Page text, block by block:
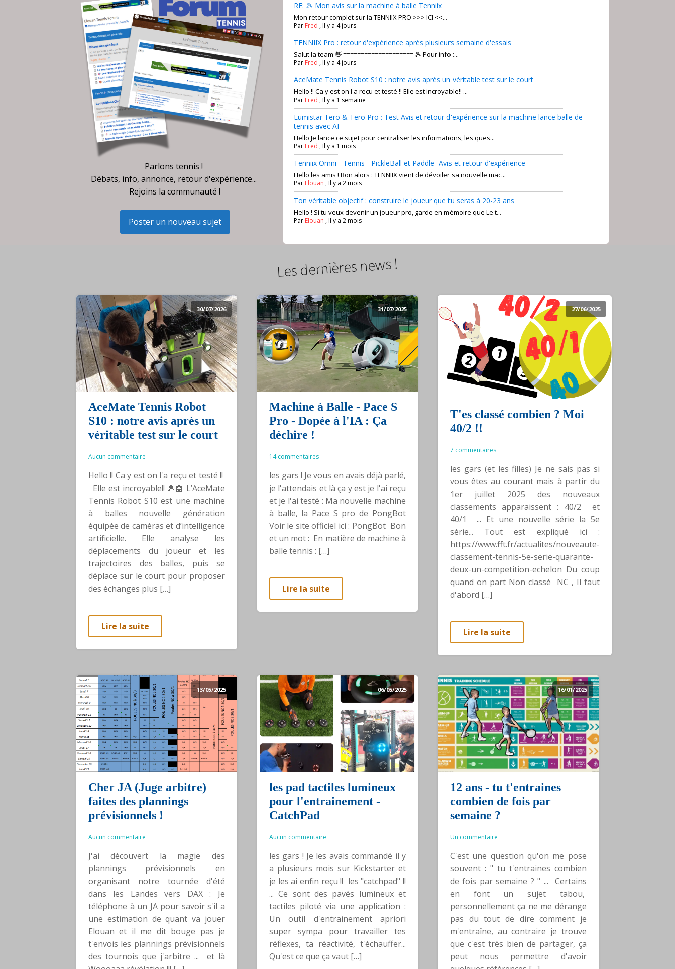
Parlons tennis !
Débats, info, annonce, retour d'expérience...
Rejoins la communauté !
Poster un nouveau sujet
RE: 🎾 Mon avis sur la machine à balle Tenniix
Mon retour complet sur la TENNIIX PRO >>> ICI <<...
Par Fred ,Il y a 4 jours
TENNIIX Pro : retour d'expérience après plusieurs semaine d'essais
Salut la team 👋 ==================== 🎾 Pour info :...
Par Fred ,Il y a 4 jours
AceMate Tennis Robot S10 : notre avis après un véritable test sur le court
Hello !! Ca y est on l'a reçu et testé !! Elle est incroyable!! ...
Par Fred ,Il y a 1 semaine
Lumistar Tero & Tero Pro : Test Avis et retour d'expérience sur la machine lance balle de
tennis avec AI
Hello Je lance ce sujet pour centraliser les informations, les ques...
Par Fred ,Il y a 1 mois
Tenniix Omni - Tennis - PickleBall et Paddle -Avis et retour d'expérience -
Hello les amis ! Bon alors : TENNIIX vient de dévoiler sa nouvelle mac...
Par Elouan ,Il y a 2 mois
Ton véritable objectif : construire le joueur que tu seras à 20-23 ans
Hello ! Si tu veux devenir un joueur pro, garde en mémoire que Le t...
Par Elouan ,Il y a 2 mois
Les dernières news !
30/07/2026
AceMate Tennis Robot
S10 : notre avis après un
véritable test sur le court
Aucun commentaire
Hello !! Ca y est on l'a reçu et testé !!
Elle est incroyable!! 🎾🤖 L’AceMate
Tennis Robot S10 est une machine
à balles nouvelle génération
équipée de caméras et d’intelligence
artificielle. Elle analyse les
déplacements du joueur et les
trajectoires des balles, puis se
déplace sur le court pour proposer
des échanges plus […]
Lire la suite
31/07/2025
Machine à Balle - Pace S
Pro - Dopée à l'IA : Ça
déchire !
14 commentaires
les gars ! Je vous en avais déjà parlé,
je l'attendais et là ça y est je l'ai reçu
et je l'ai testé : Ma nouvelle machine
à balle, la Pace S pro de PongBot
Voir le site officiel ici : PongBot Bon
et un mot : En matière de machine à
balle tennis : […]
Lire la suite
27/06/2025
T'es classé combien ? Moi
40/2 !!
7 commentaires
les gars (et les filles) Je ne sais pas si
vous êtes au courant mais à partir du
1er juillet 2025 des nouveaux
classements apparaissent : 40/2 et
40/1 ... Et une nouvelle série la 5e
série... Tout est expliqué ici :
https://www.fft.fr/actualites/nouveaute-
classement-tennis-5e-serie-quarante-
deux-un-competition-echelon Du coup
quand on part Non classé NC , Il faut
d'abord […]
Lire la suite
13/05/2025
Cher JA (Juge arbitre)
faites des plannings
prévisionnels !
Aucun commentaire
J'ai découvert la magie des
plannings prévisionnels en
organisant notre tournée d'été
dans les Landes vers DAX : Je
téléphone à un JA pour savoir s'il a
une estimation de quant va jouer
Elouan et il me dit bouge pas je
t'envois les plannings prévisionnels
des tournois que j'arbitre ... et là
06/05/2025
les pad tactiles lumineux
pour l'entrainement -
CatchPad
Aucun commentaire
les gars ! Je les avais commandé il y
a plusieurs mois sur Kickstarter et
je les ai enfin reçu !! les "catchpad" !!
... Ce sont des pavés lumineux et
tactiles piloté via une application :
Un outil d'entrainement apriori
super sympa pour travailler tes
réflexes, ta réactivité, t'échauffer...
Qu'est ce que ça vaut […]
16/01/2025
12 ans - tu t'entraines
combien de fois par
semaine ?
Un commentaire
C'est une question qu'on me pose
souvent : " tu t'entraines combien
de fois par semaine ? " ... Certains
en font un sujet tabou,
personnellement ça ne me dérange
pas du tout de dire comment je
m'entraîne, au contraire je trouve
que c'est très bien de partager, ça
peut nous permettre d'avoir